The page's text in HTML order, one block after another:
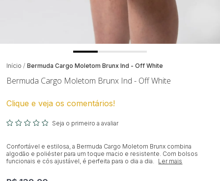
Início Bermuda Cargo Moletom Brunx Ind - Off White
Bermuda Cargo Moletom Brunx Ind - Off White
Clique e veja os comentários!
Seja o primeiro a avaliar
Confortável e estilosa, a Bermuda Cargo Moletom Brunx combina
algodão e poliéster para um toque macio e resistente. Com bolsos
funcionais e cós ajustável, é perfeita para o dia a dia. Ler mais